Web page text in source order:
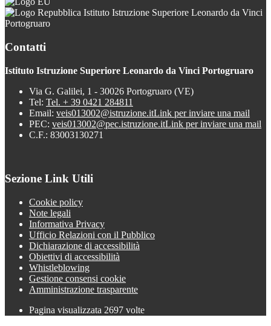
Istituto Istruzione Superiore Leonardo da Vinci
Portogruaro
Contatti
Istituto Istruzione Superiore Leonardo da Vinci Portogruaro
Via G. Galilei, 1 - 30026 Portogruaro (VE)
Tel: Tel. + 39 0421 284811
Email: veis013002@istruzione.itLink per inviare una mail
PEC: veis013002@pec.istruzione.itLink per inviare una mail
C.F.: 83003130271
Sezione Link Utili
Cookie policy
Note legali
Informativa Privacy
Ufficio Relazioni con il Pubblico
Dichiarazione di accessibilità
Obiettivi di accessibilità
Whistleblowing
Gestione consensi cookie
Amministrazione trasparente
Pagina visualizzata 2697 volte